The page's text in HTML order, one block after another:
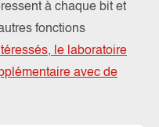
à chaque bit et
fonctions
le laboratoire
avec de